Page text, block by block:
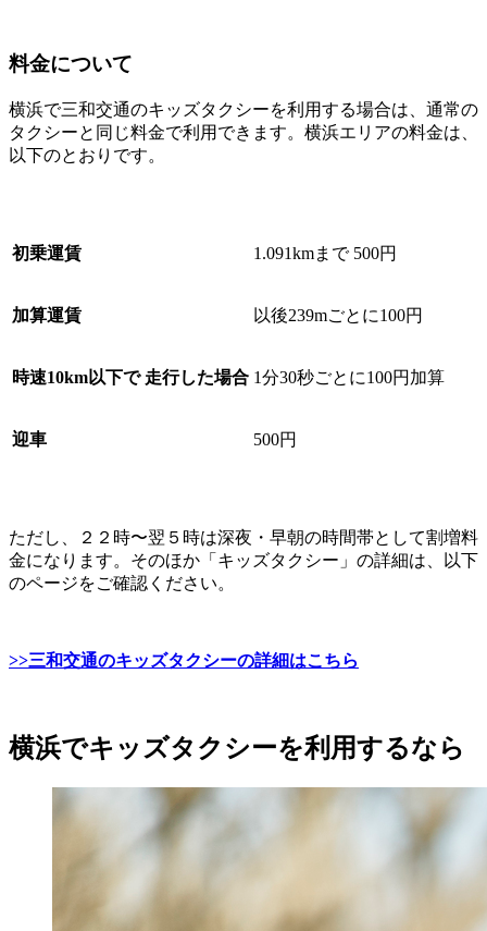
料金について
横浜で三和交通のキッズタクシーを利用する場合は、通常の
タクシーと同じ料金で利用できます。横浜エリアの料金は、
以下のとおりです。
初乗運賃 1.091kmまで 500円
加算運賃 以後239mごとに100円
時速10km以下で 走行した場合 1分30秒ごとに100円加算
迎車 500円
ただし、２２時〜翌５時は深夜・早朝の時間帯として割増料
金になります。そのほか「キッズタクシー」の詳細は、以下
のページをご確認ください。
>>三和交通のキッズタクシーの詳細はこちら
横浜でキッズタクシーを利用するなら